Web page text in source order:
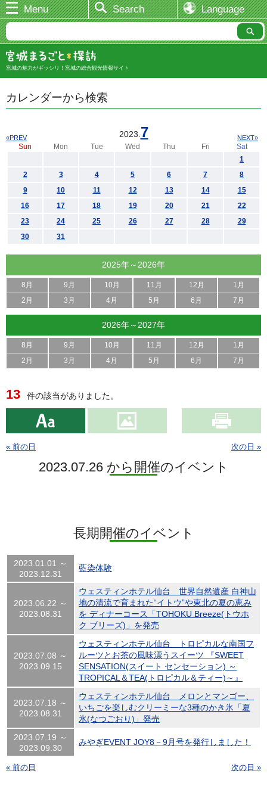
Menu Search Language
宮城の魅力がギッシリ！宮城の総合観光情報サイト
カレンダーから検索
2023. 7
«PREV NEXT»
Sun Mon Tue Wed Thu Fri
Sat
1
2
3 4 5 6 7
8
9
10 11 12 13 14
15
16
17 18 19 20 21
22
23
24 25 26 27 28
29
30
31
2025年～2026年
8月 9月 10月 11月 12月
1月
2月
3月 4月 5月 6月 7月
2026年～2027年
8月 9月 10月 11月 12月
1月
2月
3月 4月 5月 6月 7月
13 件の該当がありました。
« 前の日 次の日 »
2023.07.26 から開催のイベント
長期開催のイベント
2023.01.01 ～
2023.12.31
藍染体験
2023.06.22 ～
2023.08.31
ウェスティンホテル仙台 世界自然遺産 白神山
地の清流で育まれた“イトウ”や東北の夏の恵み
を ディナーコース「TOHOKU Breeze(トウホ
ク ブリーズ)」を発売
2023.07.08 ～
2023.09.15
ウェスティンホテル仙台 トロピカルな南国フ
ルーツとお茶の風味漂うスイーツ 『SWEET
SENSATION(スイート センセーション) ～
TROPICAL＆TEA(トロピカル＆ティー)～』
2023.07.18 ～
2023.08.31
ウェスティンホテル仙台 メロンとマンゴー、
いちごを楽しむクリーミーな3種のかき氷「夏
氷(なつごおり)」発売
2023.07.19 ～
2023.09.30
みやぎEVENT JOY8－9月号を発行しました！
« 前の日 次の日 »